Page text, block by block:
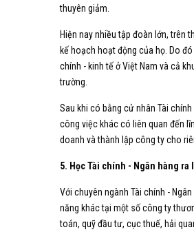
thuyên giảm.
Hiện nay nhiều tập đoàn lớn, trên
kế hoạch hoạt động của họ. Do
chính - kinh tế ở Việt Nam và cả
trường.
Sau khi có bằng cử nhân Tài
công việc khác có liên quan đến
doanh và thành lập công ty cho
5. Học Tài chính - Ngân hàng ra
Với chuyên ngành Tài chính -
năng khác tại một số công ty
toán, quỹ đầu tư, cục thuế, hải